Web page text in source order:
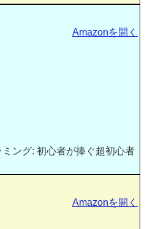
ング: 初心者が捧ぐ超初心者
Amazonを開く
Amazonを開く